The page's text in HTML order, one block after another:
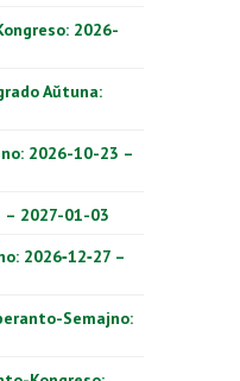
2026-
Aŭtuna:
2026-10-23 –
2027-01-03
2026‑12‑27 –
Semajno: